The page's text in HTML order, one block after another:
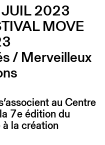
2023
MOVE
/ Merveilleux
au Centre
7e édition du
la création